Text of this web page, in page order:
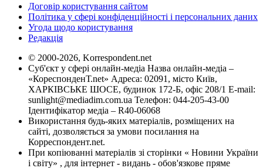
Договір користування сайтом
Політика у сфері конфіденційності і персональних даних
Угода щодо користування
Редакція
© 2000-2026, Korrespondent.net
Суб'єкт у сфері онлайн-медіа Назва онлайн-медіа –
«КореспонденТ.net» Адреса: 02091, місто Київ,
ХАРКІВСЬКЕ ШОСЕ, будинок 172-Б, офіс 208/1 E-mail:
sunlight@mediadim.com.ua Телефон: 044-205-43-00
Ідентифікатор медіа – R40-06068
Використання будь-яких матеріалів, розміщених на
сайті, дозволяється за умови посилання на
Корреспондент.net.
При копіюванні матеріалів зі сторінки « Новини України
і світу» , для інтернет - видань - обов'язкове пряме